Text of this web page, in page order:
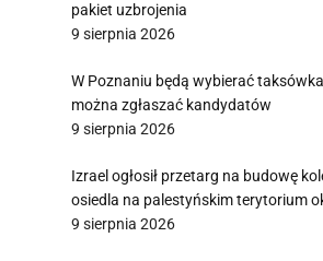
pakiet uzbrojenia
9 sierpnia 2026
W Poznaniu będą wybierać
można zgłaszać kandydatów
9 sierpnia 2026
Izrael ogłosił przetarg na budowę
osiedla na palestyńskim terytorium
9 sierpnia 2026